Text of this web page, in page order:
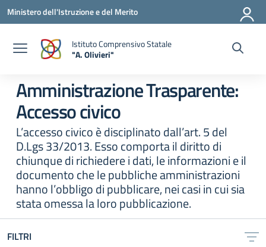
Vai ai contenuti
Vai al menu di navigazione
Vai al footer
Ministero dell'Istruzione e del Merito
Istituto Comprensivo Statale
"A. Olivieri"
Amministrazione Trasparente:
Accesso civico
L’accesso civico è disciplinato dall’art. 5 del
D.Lgs 33/2013. Esso comporta il diritto di
chiunque di richiedere i dati, le informazioni e il
documento che le pubbliche amministrazioni
hanno l’obbligo di pubblicare, nei casi in cui sia
stata omessa la loro pubblicazione.
FILTRI